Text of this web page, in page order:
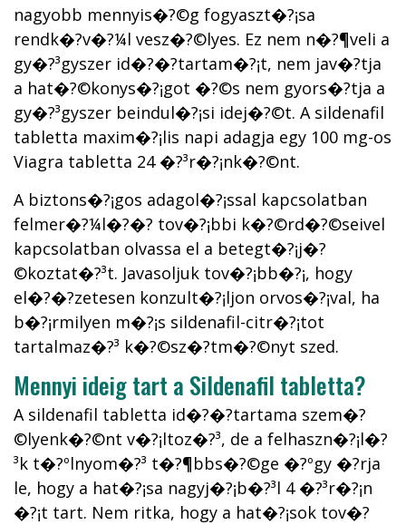
nagyobb mennyis�?©g fogyaszt�?¡sa
rendk�?­v�?¼l vesz�?©lyes. Ez nem n�?¶veli a
gy�?³gyszer id�?�?tartam�?¡t, nem jav�?­tja
a hat�?©konys�?¡got �?©s nem gyors�?­tja a
gy�?³gyszer beindul�?¡si idej�?©t. A sildenafil
tabletta maxim�?¡lis napi adagja egy 100 mg-os
Viagra tabletta 24 �?³r�?¡nk�?©nt.
A biztons�?¡gos adagol�?¡ssal kapcsolatban
felmer�?¼l�?�? tov�?¡bbi k�?©rd�?©seivel
kapcsolatban olvassa el a betegt�?¡j�?
©koztat�?³t. Javasoljuk tov�?¡bb�?¡, hogy
el�?�?zetesen konzult�?¡ljon orvos�?¡val, ha
b�?¡rmilyen m�?¡s sildenafil-citr�?¡tot
tartalmaz�?³ k�?©sz�?­tm�?©nyt szed.
Mennyi ideig tart a Sildenafil tabletta?
A sildenafil tabletta id�?�?tartama szem�?
©lyenk�?©nt v�?¡ltoz�?³, de a felhaszn�?¡l�?
³k t�?ºlnyom�?³ t�?¶bbs�?©ge �?ºgy �?­rja
le, hogy a hat�?¡sa nagyj�?¡b�?³l 4 �?³r�?¡n
�?¡t tart. Nem ritka, hogy a hat�?¡sok tov�?